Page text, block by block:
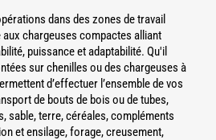
dans des zones de travail
chargeuses compactes alliant
puissance et adaptabilité. Qu'il
sur chenilles ou des chargeuses à
d’effectuer l’ensemble de vos
de bouts de bois ou de tubes,
sable, terre, céréales, compléments
et ensilage, forage, creusement,